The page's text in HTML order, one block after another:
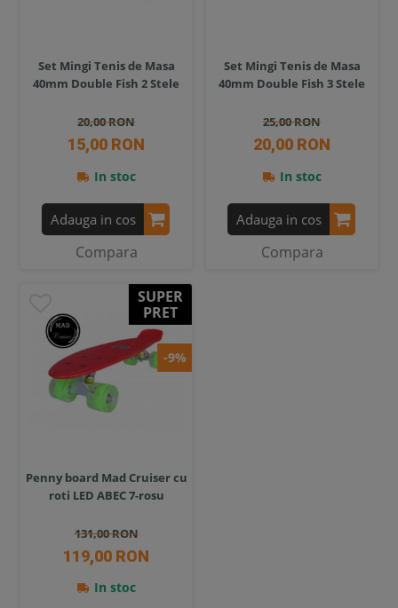
Set Mingi Tenis de Masa
40mm Double Fish 2 Stele
20,00 RON
15,00 RON
In stoc
Adauga in cos
Compara
Set Mingi Tenis de Masa
40mm Double Fish 3 Stele
25,00 RON
20,00 RON
In stoc
Adauga in cos
Compara
SUPER
PRET
-9%
Penny board Mad Cruiser cu
roti LED ABEC 7-rosu
131,00 RON
119,00 RON
In stoc